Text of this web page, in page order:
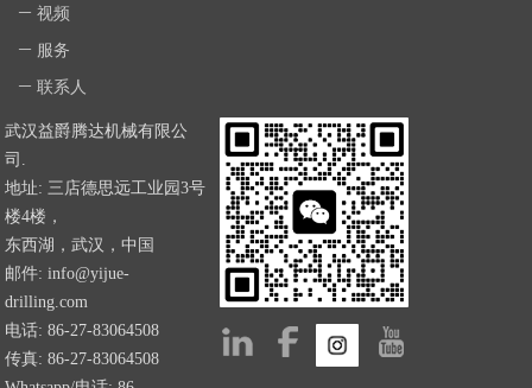
ꄵ 视频
ꄵ 服务
ꄵ 联系人
武汉益爵腾达机械有限公
司.
地址: 三店德思远工业园3号
楼4楼，
东西湖，武汉，中国
邮件: info@yijue-
drilling.com
电话: 86-27-83064508
传真: 86-27-83064508